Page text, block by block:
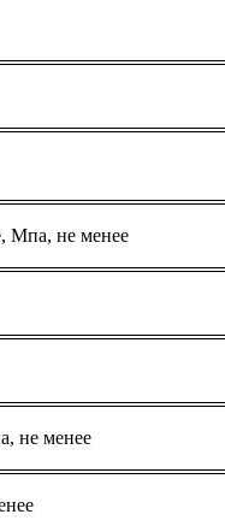
Мпа, не менее
не менее